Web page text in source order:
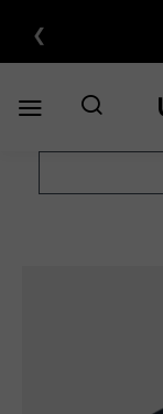
contenido
❮